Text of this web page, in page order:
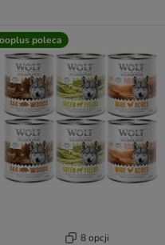
poleca
8 opcji